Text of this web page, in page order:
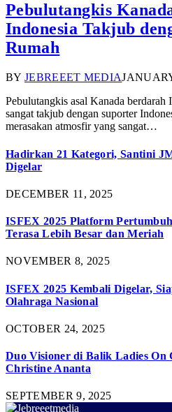
Pebulutangkis
Indonesia Takjub
Rumah
BY JEBREEET MEDIA
Pebulutangkis asal Kanada
sangat takjub dengan suporter
merasakan atmosfir yang sangat…
Hadirkan 21 Kategori, Santini
Digelar
DECEMBER 11, 2025
ISFEX 2025 Platform
Terasa Lebih Besar dan Meriah
NOVEMBER 8, 2025
ISFEX 2025 Kembali Digelar,
Olahraga Nasional
OCTOBER 24, 2025
Duo Visioner di Balik Ladies On
Christine Ananta
SEPTEMBER 9, 2025